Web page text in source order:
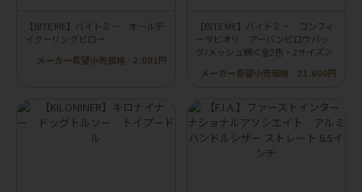
【BITE ME】バイトミー オールデ
イクーリングピロー
メーカー希望小売価格
2,091円
【BITE ME】バイトミー コンフィ
ーラビオリ アーバンピロウバッ
グ/メッシュ網＜全2色・2サイズ＞
メーカー希望小売価格
21,600円